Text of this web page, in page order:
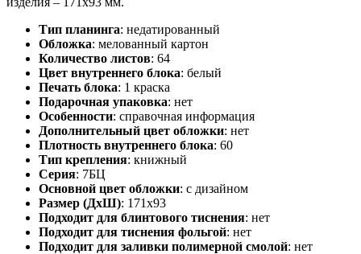
Тип планинга: недатированный
Обложка: мелованный картон
Количество листов: 64
Цвет внутреннего блока: белый
Печать блока: 1 краска
Подарочная упаковка: нет
Особенности: справочная информация
Дополнительный цвет обложки: нет
Плотность внутреннего блока: 60
Тип крепления: книжный
Серия: 7БЦ
Основной цвет обложки: с дизайном
Размер (ДхШ): 171х93
Подходит для блинтового тиснения: нет
Подходит для тиснения фольгой: нет
Подходит для заливки полимерной смолой: нет